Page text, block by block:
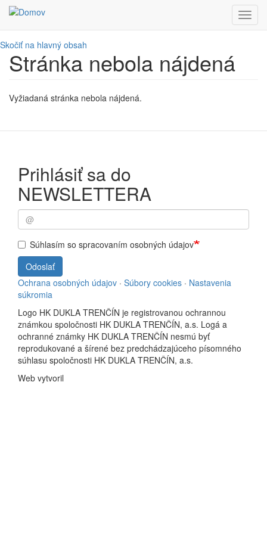
Skočiť na hlavný obsah
Stránka nebola nájdená
Vyžiadaná stránka nebola nájdená.
Prihlásiť sa do
NEWSLETTERA
Súhlasím so spracovaním osobných údajov
Odoslať
Ochrana osobných údajov · Súbory cookies · Nastavenia
súkromia
Logo HK DUKLA TRENČÍN je registrovanou ochrannou
známkou spoločnosti HK DUKLA TRENČÍN, a.s. Logá a
ochranné známky HK DUKLA TRENČÍN nesmú byť
reprodukované a šírené bez predchádzajúceho písomného
súhlasu spoločnosti HK DUKLA TRENČÍN, a.s.
Web vytvoril